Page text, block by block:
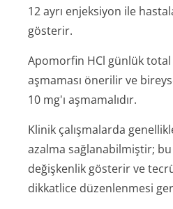
12 ayrı enjeksiyon ile
gösterir.
Apomorfin HCl günlük total
aşmaması önerilir ve
10 mg'ı aşmamalıdır.
Klinik çalışmalarda
azalma sağlanabilmiştir;
değişkenlik gösterir ve
dikkatlice düzenlenmesi